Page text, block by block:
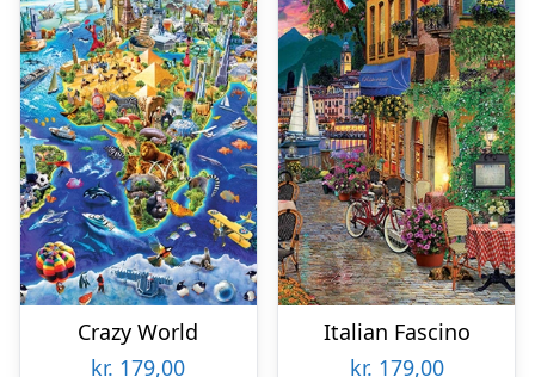
Crazy World
kr. 179,00
Italian Fascino
kr. 179,00